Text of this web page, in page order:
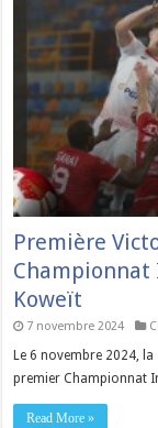
Première
Koweït
7 novembre 2024
Le 6 novembre 2024,
premier Championnat
Read More »